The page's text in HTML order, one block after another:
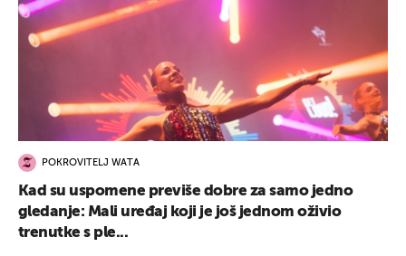
POKROVITELJ WATA
Kad su uspomene previše dobre za samo jedno
gledanje: Mali uređaj koji je još jednom oživio
trenutke s ple...